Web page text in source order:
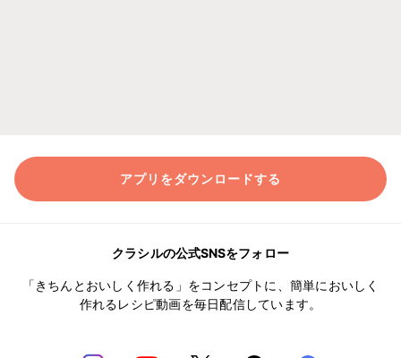
アプリをダウンロードする
クラシルの公式SNSをフォロー
「きちんとおいしく作れる」をコンセプトに、簡単においしく
作れるレシピ動画を毎日配信しています。